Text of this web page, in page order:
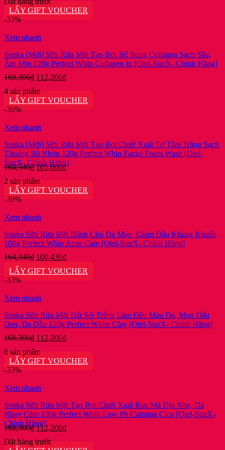
là:
168,300₫.là:
LẤY GIFT VOUCHER
-33%
Xem nhanh
Senka [Mới] Sữa Rửa Mặt Tạo Bọt Bổ Sung Collagen Sạch Sâu,
Ẩm Mịn 120g Perfect Whip Collagen In [Otel-StarX- Chính Hãng]
168,300₫ Giá
là:
168,300₫.
112,200₫Giá
là:
4 sản phẩm
LẤY GIFT VOUCHER
-36%
Xem nhanh
Senka [Mới] Sữa Rửa Mặt Tạo Bọt Chiết Xuất Tơ Tằm Trắng Sạch
Thoáng Bã Nhờn 120g Perfect Whip Facial Foam Wash [Otel-
StarX- Chính Hãng]
164,340₫Giá
là:
164,340₫.
105,600₫Giá
là:
2 sản phẩm
LẤY GIFT VOUCHER
-39%
Xem nhanh
Senka Sữa Rửa Mặt Dành Cho Da Mụn, Giảm Dầu Kháng Khuẩn
100g Perfect Whip Acne Care [Otel-StarX- Chính Hãng]
164,340₫ Giá
là:
100,430₫Giá
tại
LẤY GIFT VOUCHER
-33%
Xem nhanh
Senka Sữa Rửa Mặt Đất Sét Trắng Làm Đều Màu Da, Mụn Đầu
Đen, Da Dầu 120g Perfect White Clay [Otel-StarX- Chính Hãng]
168,300₫ Giá
là:
168,300₫.
112,200₫Giá
là:
6 sản phẩm
LẤY GIFT VOUCHER
-33%
Xem nhanh
Senka Sữa Rửa Mặt Tạo Bọt Chiết Xuất Rau Má Dịu Nhẹ, Da
Nhạy Cảm 100g Perfect Whip Low Ph Calming Cica [Otel-StarX-
Chính Hãng]
168,300₫Giá
là:
112,200₫Giá
Đặt hàng trước